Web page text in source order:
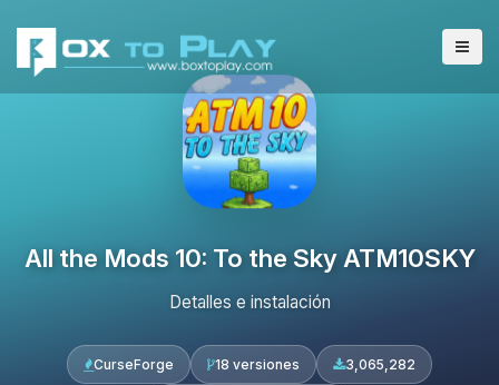
All the Mods 10: To the Sky ATM10SKY
Detalles e instalación
CurseForge 18 versiones 3,065,282